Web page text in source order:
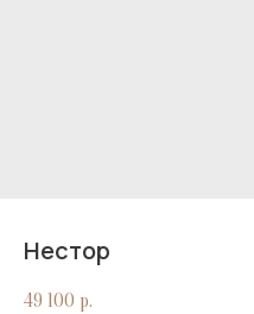
Нестор
49 100 р.